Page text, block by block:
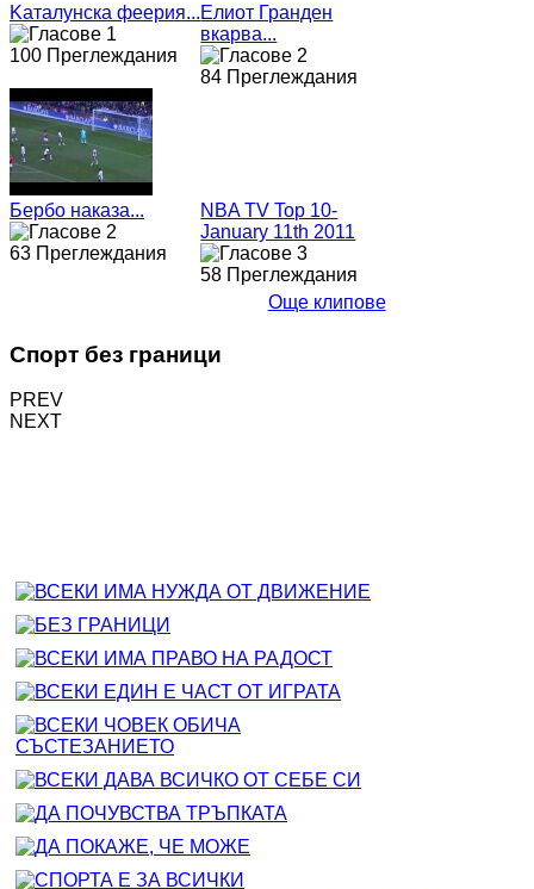
Kaталунска феерия...
100 Преглеждания
Eлиот Гранден
вкарва...
84 Преглеждания
Бербо наказа...
63 Преглеждания
NBA TV Top 10-
January 11th 2011
58 Преглеждания
Още клипове
Спорт без граници
PREV
NEXT